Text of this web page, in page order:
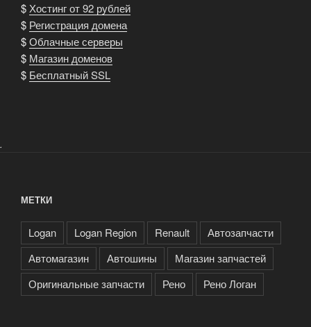
$Хостинг от 92 рублей
$ Регистрация домена
$Облачные серверы
$ Магазин доменов
$ Бесплатный SSL
.
МЕТКИ
Logan Logan Region Renault
Автозапчасти
Автомагазин
Автошины
Магазин запчастей
Оригинальные запчасти
Рено Рено Логан